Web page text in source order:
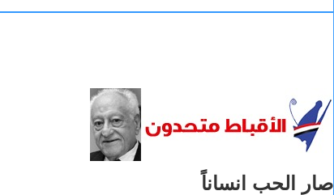
صار الحب انساناً